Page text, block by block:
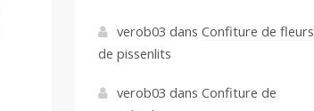
verob03 dans Confiture de fleurs
de pissenlits
verob03 dans Confiture de